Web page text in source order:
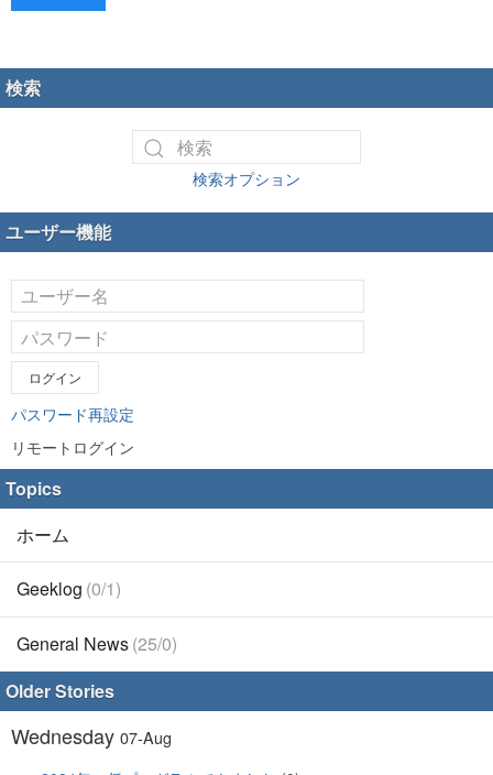
検索
検索オプション
ユーザー機能
ログイン
パスワード再設定
リモートログイン
Topics
ホーム
Geeklog (0/1)
General News(25/0)
Older Stories
Wednesday 07-Aug